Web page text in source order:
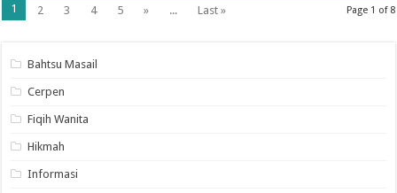
Page 1 of 8
1 2 3 4 5 » ... Last »
Bahtsu Masail
Cerpen
Fiqih Wanita
Hikmah
Informasi